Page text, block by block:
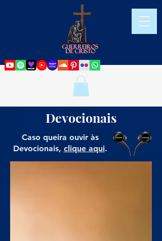
Devocionais
Caso queira ouvir às
Devocionais, clique aqui.